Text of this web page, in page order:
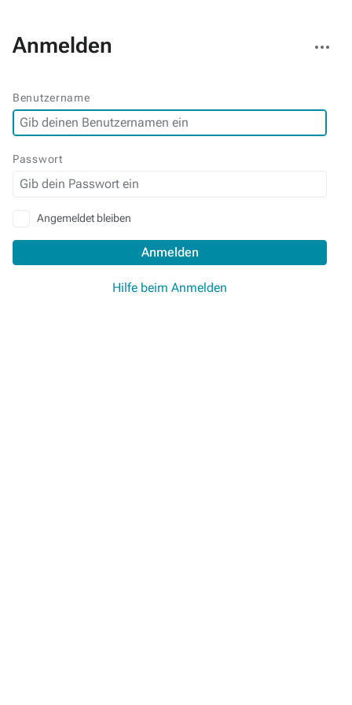
Anmelden
Aktionen
Benutzername
Passwort
Angemeldet bleiben
Anmelden
Hilfe beim Anmelden